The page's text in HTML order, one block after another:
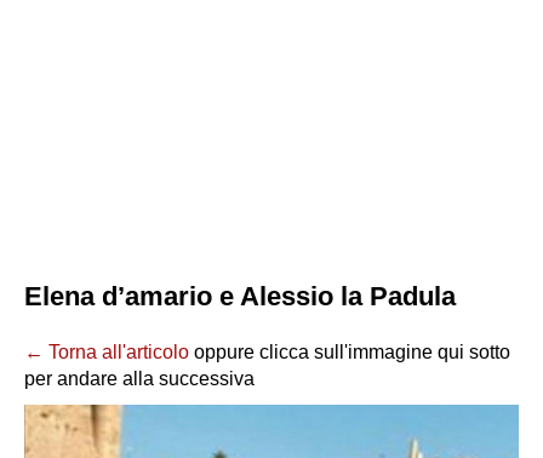
Elena d’amario e Alessio la Padula
← Torna all'articolo oppure clicca sull'immagine qui sotto
per andare alla successiva